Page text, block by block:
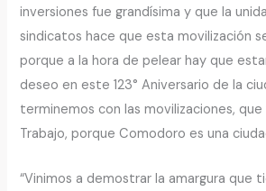
inversiones fue grandísima y que la
sindicatos hace que esta movilización
porque a la hora de pelear hay que
deseo en este 123° Aniversario de la
terminemos con las movilizaciones,
Trabajo, porque Comodoro es una
“Vinimos a demostrar la amargura que